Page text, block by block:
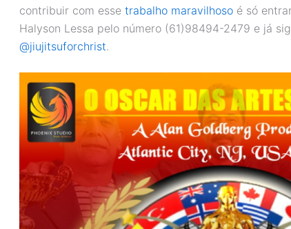
contribuir com esse trabalho maravilhoso é só
Halyson Lessa pelo número (61)98494-2479 e já
@jiujitsuforchrist.